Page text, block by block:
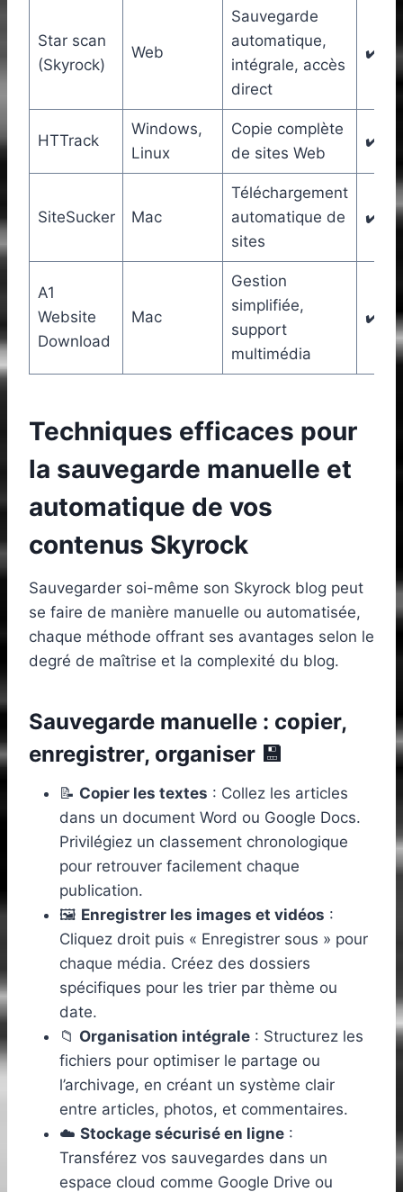
Star scan
(Skyrock)
Web
Sauvegarde
automatique,
intégrale, accès
direct
✔️
HTTrack
Windows,
Linux
Copie complète
de sites Web
✔️
SiteSucker Mac
Téléchargement
automatique de
sites
✔️
A1
Website
Download
Mac
Gestion
simplifiée,
support
multimédia
✔️
Techniques efficaces pour
la sauvegarde manuelle et
automatique de vos
contenus Skyrock
Sauvegarder soi-même son Skyrock blog peut
se faire de manière manuelle ou automatisée,
chaque méthode offrant ses avantages selon le
degré de maîtrise et la complexité du blog.
Sauvegarde manuelle : copier,
enregistrer, organiser 💾
📝 Copier les textes : Collez les articles
dans un document Word ou Google Docs.
Privilégiez un classement chronologique
pour retrouver facilement chaque
publication.
🖼️ Enregistrer les images et vidéos :
Cliquez droit puis « Enregistrer sous » pour
chaque média. Créez des dossiers
spécifiques pour les trier par thème ou
date.
📁 Organisation intégrale : Structurez les
fichiers pour optimiser le partage ou
l’archivage, en créant un système clair
entre articles, photos, et commentaires.
☁️ Stockage sécurisé en ligne :
Transférez vos sauvegardes dans un
espace cloud comme Google Drive ou